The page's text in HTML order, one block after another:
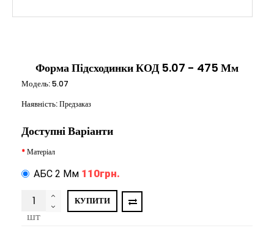
Форма Підсходинки КОД 5.07 - 475 Мм
Модель:5.07
Наявність:Предзаказ
Доступні Варіанти
Матеріал
АБС 2 Мм 110грн.
шт
КУПИТИ